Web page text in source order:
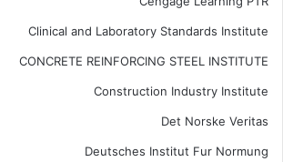
Clinical and Laboratory Standards Institute
CONCRETE REINFORCING STEEL INSTITUTE
Construction Industry Institute
Det Norske Veritas
Deutsches Institut Fur Normung